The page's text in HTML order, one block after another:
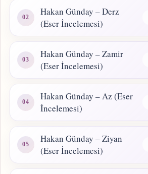
Hakan Günday – Derz
(Eser İncelemesi)
Hakan Günday – Zamir
(Eser İncelemesi)
Hakan Günday – Az (Eser
İncelemesi)
Hakan Günday – Ziyan
(Eser İncelemesi)